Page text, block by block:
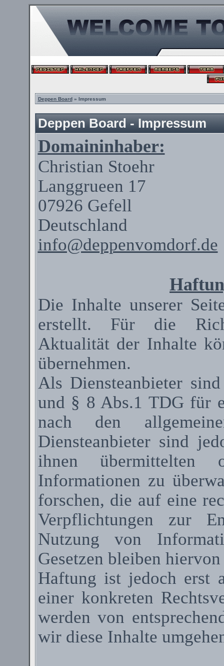
Deppen Board» Impressum
Deppen Board - Impressum
Domaininhaber:
Christian Stoehr
Langgrueen 17
07926 Gefell
Deutschland
info@deppenvomdorf.de
Die Inhalte unserer
erstellt. Für die
Aktualität der Inhalte
übernehmen.
Als Diensteanbieter
und § 8 Abs.1 TDG für
nach den
Diensteanbietersind
ihnen übermittelten
Informationen zu
forschen, die auf eine
Verpflichtungen zur
Nutzung von
Gesetzen bleiben
Haftung ist jedoch erst
einer konkreten
werden von
wir diese Inhalte